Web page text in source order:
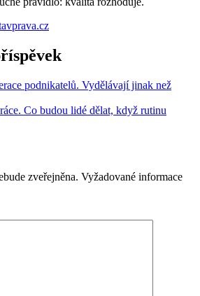
podnikatelů. Vydělávají jinak než
Co budou lidé dělat, když rutinu
zveřejněna. Vyžadované informace